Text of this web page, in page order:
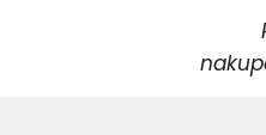
Prajeme